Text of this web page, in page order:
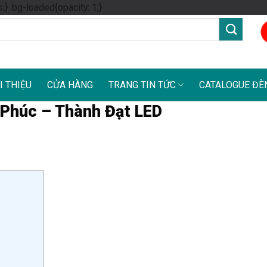
.bg-loaded{opacity: 1;}Skip
to
THIỆU CỬA HÀNG TRANG TIN TỨC CATALOGUE
– Thành Đạt LED